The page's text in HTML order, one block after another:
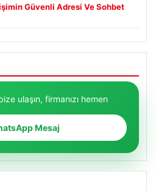
Güvenli Adresi Ve Sohbet
ulaşın, firmanızı hemen
Mesaj